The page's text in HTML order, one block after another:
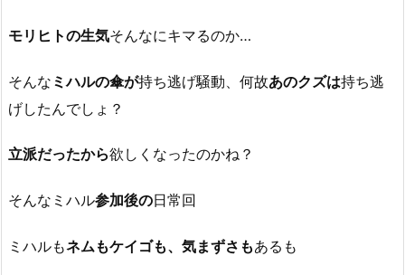
モリヒトの生気そんなにキマるのか…
そんな ミハルの傘が持ち逃げ騒動、何故あのクズは持ち逃
げしたんでしょ？
立派だったから欲しくなったのかね？
そんなミハル参加後の日常回
ミハルもネムもケイゴも、気まずさもあるも